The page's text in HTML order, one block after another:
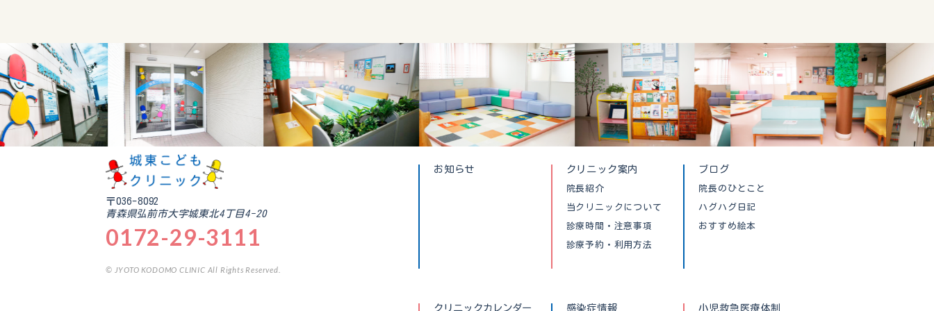
お知らせ クリニック案内
院長紹介
当クリニックについて
診療時間・注意事項
診療予約・利用方法
ブログ
院長のひとこと
ハグハグ日記
おすすめ絵本
クリニックカレンダー 感染症情報 小児救急医療体制
〒036-8092
青森県弘前市大字城東北4丁目4-20
0172-29-3111
© JYOTO KODOMO CLINIC All Rights Reserved.